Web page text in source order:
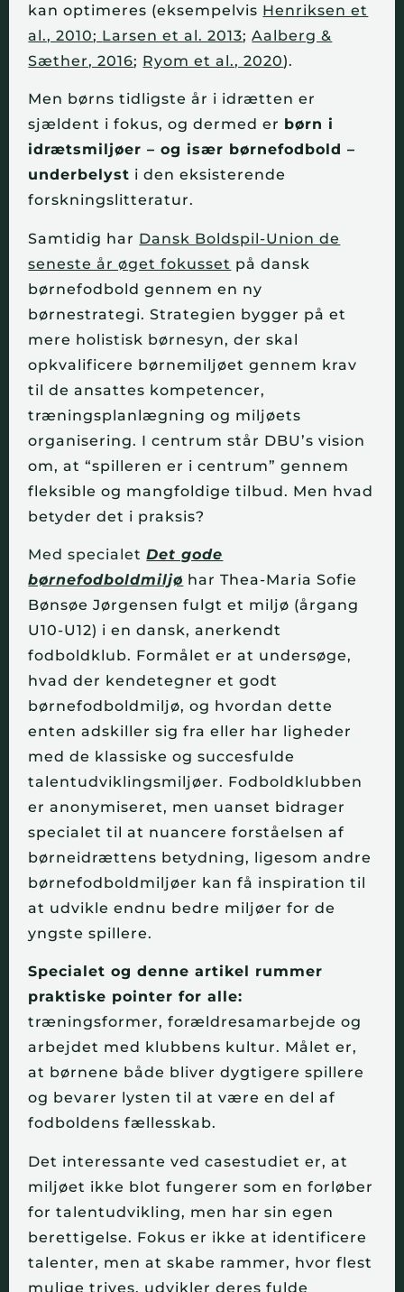
kan optimeres (eksempelvis Henriksen et
al., 2010; Larsen et al. 2013;Aalberg &
Sæther, 2016; Ryom et al., 2020).
Men børns tidligste år i idrætten er
sjældent i fokus, og dermed er børn i
idrætsmiljøer – og især børnefodbold –
underbelyst i den eksisterende
forskningslitteratur.
Samtidig har Dansk Boldspil-Union de
seneste år øget fokusset på dansk
børnefodbold gennem en ny
børnestrategi. Strategien bygger på et
mere holistisk børnesyn, der skal
opkvalificere børnemiljøet gennem krav
til de ansattes kompetencer,
træningsplanlægning og miljøets
organisering. I centrum står DBU’s vision
om, at “spilleren er i centrum” gennem
fleksible og mangfoldige tilbud. Men hvad
betyder det i praksis?
Med specialetDet gode
børnefodboldmiljø har Thea-Maria Sofie
Bønsøe Jørgensen fulgt et miljø (årgang
U10-U12) i en dansk, anerkendt
fodboldklub. Formålet er at undersøge,
hvad der kendetegner et godt
børnefodboldmiljø, og hvordan dette
enten adskiller sig fra eller har ligheder
med de klassiske og succesfulde
talentudviklingsmiljøer. Fodboldklubben
er anonymiseret, men uanset bidrager
specialet til at nuancere forståelsen af
børneidrættens betydning, ligesom andre
børnefodboldmiljøer kan få inspiration til
at udvikle endnu bedre miljøer for de
yngste spillere.
Specialet og denne artikel rummer
praktiske pointer for alle:
træningsformer, forældresamarbejde og
arbejdet med klubbens kultur. Målet er,
at børnene både bliver dygtigere spillere
og bevarer lysten til at være en del af
fodboldens fællesskab.
Det interessante ved casestudiet er, at
miljøet ikke blot fungerer som en forløber
for talentudvikling, men har sin egen
berettigelse. Fokus er ikke at identificere
talenter, men at skabe rammer, hvor flest
mulige trives, udvikler deres fulde